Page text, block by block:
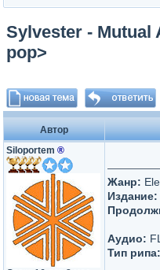
Sylvester - Mutual
pop>
Автор
Siloportem ®
Жанр:
Издание:
Аудио:
Тип рипа: